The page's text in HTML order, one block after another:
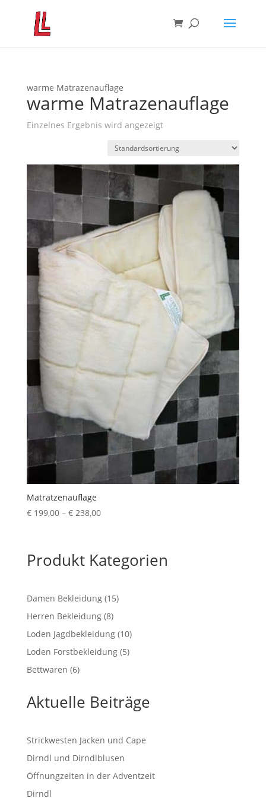
warme Matrazenauflage
warme Matrazenauflage
Einzelnes Ergebnis wird angezeigt
Matratzenauflage
€199,00 – €238,00Preisspanne:
Produkt Kategorien
Damen Bekleidung 1515
Herren Bekleidung 88
Produkte
Loden Jagdbekleidung 1010
Loden Forstbekleidung 55
Bettwaren 66
Aktuelle Beiträge
Strickwesten Jacken und Cape
Dirndl und Dirndlblusen
Öffnungzeiten in der Adventzeit
Dirndl